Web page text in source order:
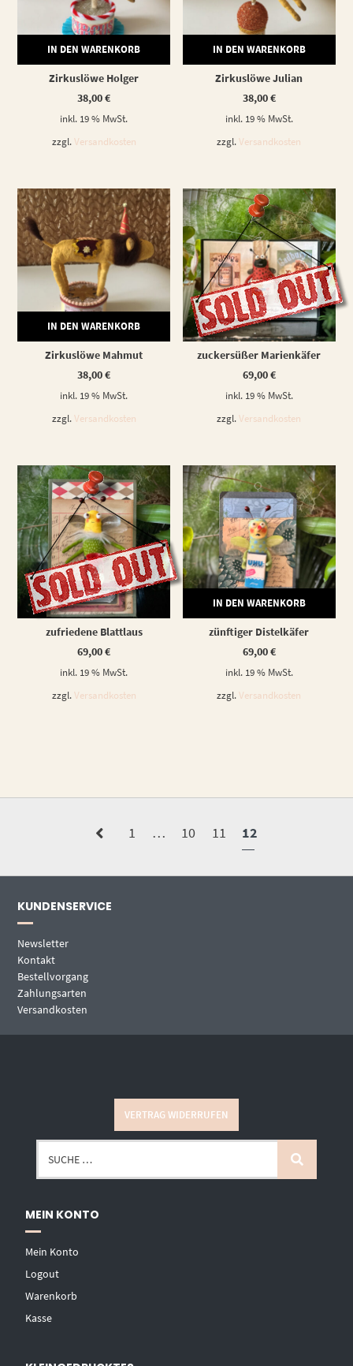
IN DEN WARENKORB
Zirkuslöwe Holger
38,00€
inkl. 19 % MwSt.
zzgl. Versandkosten
IN DEN WARENKORB
Zirkuslöwe Julian
38,00€
inkl. 19 % MwSt.
zzgl.Versandkosten
IN DEN WARENKORB
Zirkuslöwe Mahmut
38,00€
inkl. 19 % MwSt.
zzgl. Versandkosten
WEITERLESEN
zuckersüßer Marienkäfer
69,00€
inkl. 19 % MwSt.
zzgl.Versandkosten
WEITERLESEN
zufriedene Blattlaus
69,00€
inkl. 19 % MwSt.
zzgl. Versandkosten
IN DEN WARENKORB
zünftiger Distelkäfer
69,00€
inkl. 19 % MwSt.
zzgl.Versandkosten
1 … 10 11 12
KUNDENSERVICE
Newsletter
Kontakt
Bestellvorgang
Zahlungsarten
Versandkosten
VERTRAG WIDERRUFEN
MEIN KONTO
Mein Konto
Logout
Warenkorb
Kasse